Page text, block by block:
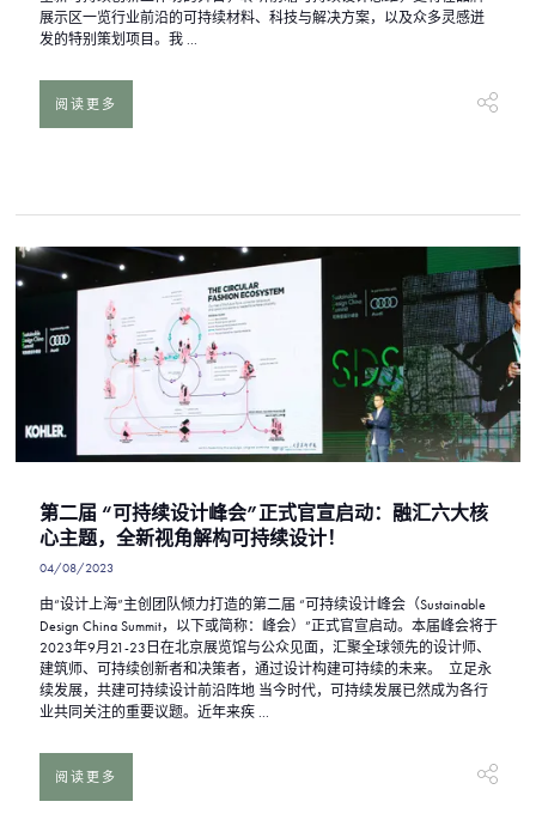
展示区一览行业前沿的可持续材料、科技与解决方案，以及众多灵感迸
发的特别策划项目。我 ...
阅读更多
第二届 “可持续设计峰会”正式官宣启动：融汇六大核
心主题，全新视角解构可持续设计！
04/08/2023
由“设计上海”主创团队倾力打造的第二届 “可持续设计峰会（Sustainable
Design China Summit，以下或简称：峰会）”正式官宣启动。本届峰会将于
2023年9月21-23日在北京展览馆与公众见面，汇聚全球领先的设计师、
建筑师、可持续创新者和决策者，通过设计构建可持续的未来。 立足永
续发展，共建可持续设计前沿阵地 当今时代，可持续发展已然成为各行
业共同关注的重要议题。近年来疾 ...
阅读更多